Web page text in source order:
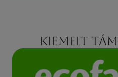
Kiemelt